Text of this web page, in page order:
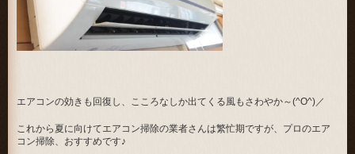
エアコンの効きも回復し、こころなしか出てくる風もさわやか～(^O^)／
これから夏に向けてエアコン掃除の業者さんは繁忙期ですが、プロのエア
コン掃除、おすすめです♪